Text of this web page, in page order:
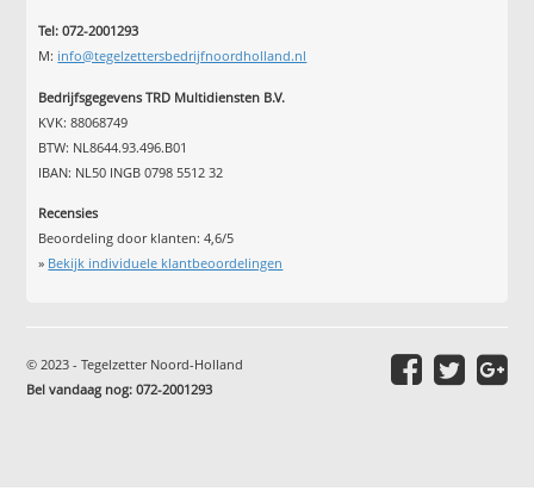
Tel: 072-2001293
M: info@tegelzettersbedrijfnoordholland.nl
Bedrijfsgegevens TRD Multidiensten B.V.
KVK: 88068749
BTW: NL8644.93.496.B01
IBAN: NL50 INGB 0798 5512 32
Recensies
Beoordeling door klanten:4,6/5
» Bekijk individuele klantbeoordelingen
© 2023 - Tegelzetter Noord-Holland
Bel vandaag nog: 072-2001293